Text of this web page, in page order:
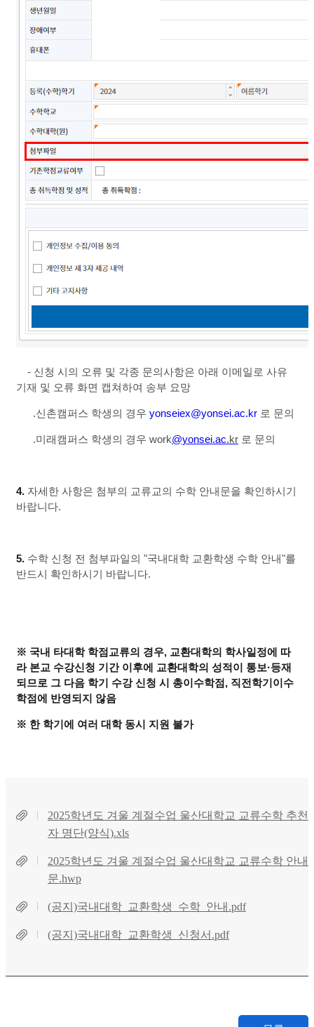
- 신청 시의 오류 및 각종 문의사항은 아래 이메일로 사유
기재 및 오류 화면 캡쳐하여 송부 요망
.신촌캠퍼스 학생의 경우 yonseiex@yonsei.ac.kr 로 문의
.미래캠퍼스 학생의 경우 work@yonsei.ac.kr 로 문의
4. 자세한 사항은 첨부의 교류교의 수학 안내문을 확인하시기
바랍니다.
5. 수학 신청 전 첨부파일의 "국내대학 교환학생 수학 안내"를
반드시 확인하시기 바랍니다.
※ 국내 타대학 학점교류의 경우, 교환대학의 학사일정에 따
라 본교 수강신청 기간 이후에 교환대학의 성적이 통보·등재
되므로 그 다음 학기 수강 신청 시 총이수학점, 직전학기이수
학점에 반영되지 않음
※ 한 학기에 여러 대학 동시 지원 불가
2025학년도 겨울 계절수업 울산대학교 교류수학 추천
자 명단(양식).xls
2025학년도 겨울 계절수업 울산대학교 교류수학 안내
문.hwp
(공지)국내대학_교환학생_수학_안내.pdf
(공지)국내대학_교환학생_신청서.pdf